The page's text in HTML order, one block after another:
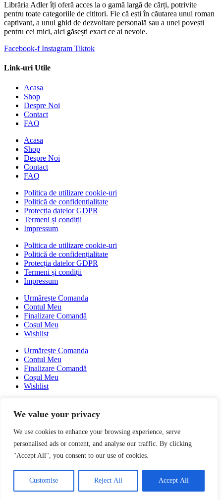
We value your privacy
We use cookies to enhance your browsing experience, serve
personalised ads or content, and analyse our traffic. By clicking
"Accept All", you consent to our use of cookies.
Customise Reject All Accept All
Librăria Adler îți oferă acces la o gamă largă de cărți, potrivite
pentru toate categoriile de cititori. Fie că ești în căutarea unui roman
captivant, a unui ghid de dezvoltare personală sau a unei povești
pentru cei mici, aici găsești exact ce ai nevoie.
Facebook-f Instagram Tiktok
Link-uri Utile
Acasa
Shop
Despre Noi
Contact
FAQ
Acasa
Shop
Despre Noi
Contact
FAQ
Politica de utilizare cookie-uri
Politică de confidențialitate
Protecția datelor GDPR
Termeni și condiții
Impressum
Politica de utilizare cookie-uri
Politică de confidențialitate
Protecția datelor GDPR
Termeni și condiții
Impressum
Urmărește Comanda
Contul Meu
Finalizare Comandă
Coșul Meu
Wishlist
Urmărește Comanda
Contul Meu
Finalizare Comandă
Coșul Meu
Wishlist
© 2024 Librăria Adler. All rights reserved. Powered by Bro Web